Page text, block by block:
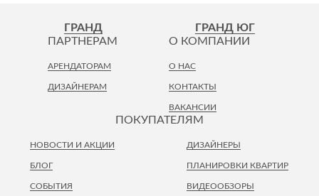
ГРАНД ГРАНД ЮГ
ПОКУПАТЕЛЯМ
НОВОСТИ И АКЦИИ
ПЛАНИРОВКИ КВАРТИР
ВИДЕООБЗОРЫ
БЛОГ
СОБЫТИЯ
ДИЗАЙНЕРЫ
ПАРТНЕРАМ
АРЕНДАТОРАМ
ДИЗАЙНЕРАМ
О КОМПАНИИ
О НАС
КОНТАКТЫ
ВАКАНСИИ